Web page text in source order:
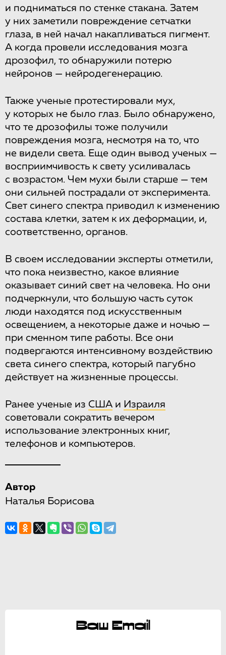
и подниматься по стенке стакана. Затем
у них заметили повреждение сетчатки
глаза, в ней начал накапливаться пигмент.
А когда провели исследования мозга
дрозофил, то обнаружили потерю
нейронов — нейродегенерацию.
Также ученые протестировали мух,
у которых не было глаз. Было обнаружено,
что те дрозофилы тоже получили
повреждения мозга, несмотря на то, что
не видели света. Еще один вывод ученых —
восприимчивость к свету усиливалась
с возрастом. Чем мухи были старше — тем
они сильней пострадали от эксперимента.
Свет синего спектра приводил к изменению
состава клетки, затем к их деформации, и,
соответственно, органов.
В своем исследовании эксперты отметили,
что пока неизвестно, какое влияние
оказывает синий свет на человека. Но они
подчеркнули, что большую часть суток
люди находятся под искусственным
освещением, а некоторые даже и ночью —
при сменном типе работы. Все они
подвергаются интенсивному воздействию
света синего спектра, который пагубно
действует на жизненные процессы.
Ранее ученые из США и Израиля
советовали сократить вечером
использование электронных книг,
телефонов и компьютеров.
Автор
Наталья Борисова
Ваш Email